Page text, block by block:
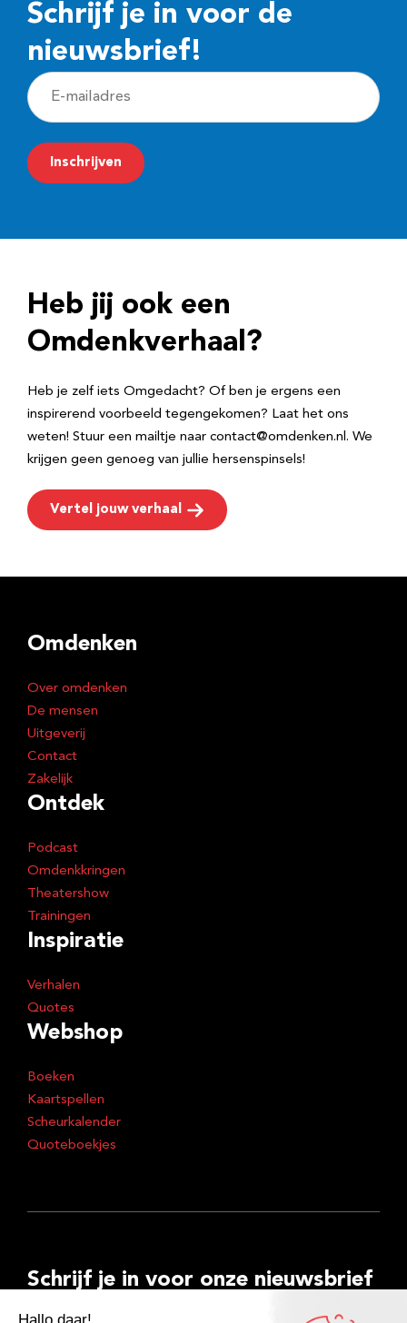
Schrijf je in voor de
nieuwsbrief!
E
-
m
a
r
e
Inschrijven
Heb jij ook een
Omdenkverhaal?
Heb je zelf iets Omgedacht? Of ben je ergens een
inspirerend voorbeeld tegengekomen? Laat het ons
weten! Stuur een mailtje naar contact@omdenken.nl. We
krijgen geen genoeg van jullie hersenspinsels!
Vertel jouw verhaal
Omdenken
Over omdenken
De mensen
Uitgeverij
Contact
Zakelijk
Ontdek
Podcast
Omdenkkringen
Theatershow
Trainingen
Inspiratie
Verhalen
Quotes
Webshop
Boeken
Kaartspellen
Scheurkalender
Quoteboekjes
Schrijf je in voor onze nieuwsbrief